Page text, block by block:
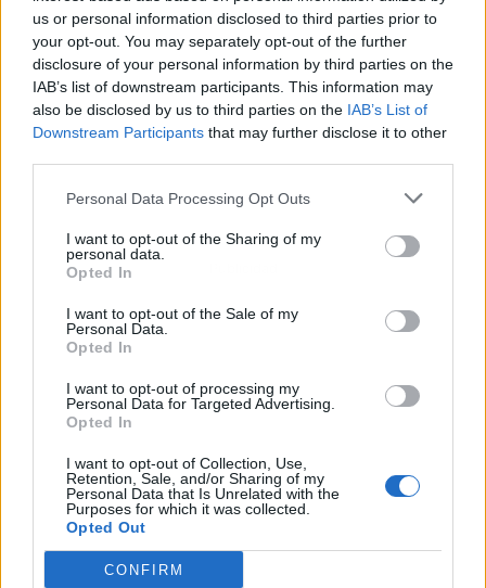
us or personal information disclosed to third parties prior to
your opt-out. You may separately opt-out of the further
disclosure of your personal information by third parties on the
IAB’s list of downstream participants. This information may
also be disclosed by us to third parties on the IAB’s List of
Downstream Participants that may further disclose it to other
Personal Data Processing Opt Outs
I want to opt-out of the Sharing of my
personal data.
Opted In
I want to opt-out of the Sale of my
Personal Data.
Opted In
I want to opt-out of processing my
Personal Data for Targeted Advertising.
Opted In
I want to opt-out of Collection, Use,
Retention, Sale, and/or Sharing of my
Personal Data that Is Unrelated with the
Purposes for which it was collected.
Opted Out
CONFIRM